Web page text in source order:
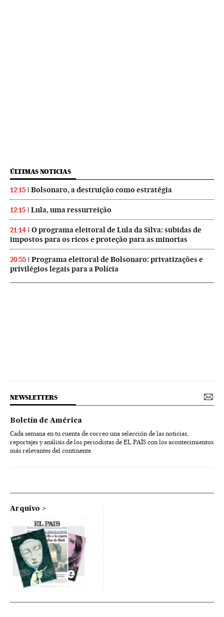
ÚLTIMAS NOTICIAS
12:15 Bolsonaro, a destruição como estratégia
12:15 Lula, uma ressurreição
21:14
O programa eleitoral de Lula da Silva: subidas de
impostos para os ricos e proteção para as minorias
20:55
Programa eleitoral de Bolsonaro: privatizações e
privilégios legais para a Polícia
NEWSLETTERS
Boletín de América
Cada semana en tu cuenta de correo una selección de las noticias,
reportajes y análisis de los periodistas de EL PAÍS con los acontecimientos
más relevantes del continente.
Arquivo